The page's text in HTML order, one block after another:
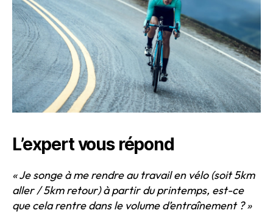
L’expert vous répond
« Je songe à me rendre au travail en vélo (soit 5km
aller / 5km retour) à partir du printemps, est-ce
que cela rentre dans le volume d’entraînement ? »